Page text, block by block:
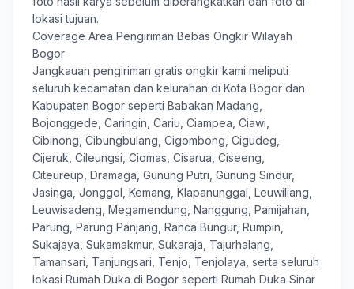
lokasi tujuan.
Coverage Area Pengiriman Bebas Ongkir Wilayah
Bogor
Jangkauan pengiriman gratis ongkir kami meliputi
seluruh kecamatan dan kelurahan di Kota Bogor dan
Kabupaten Bogor seperti Babakan Madang,
Bojonggede, Caringin, Cariu, Ciampea, Ciawi,
Cibinong, Cibungbulang, Cigombong, Cigudeg,
Cijeruk, Cileungsi, Ciomas, Cisarua, Ciseeng,
Citeureup, Dramaga, Gunung Putri, Gunung Sindur,
Jasinga, Jonggol, Kemang, Klapanunggal, Leuwiliang,
Leuwisadeng, Megamendung, Nanggung, Pamijahan,
Parung, Parung Panjang, Ranca Bungur, Rumpin,
Sukajaya, Sukamakmur, Sukaraja, Tajurhalang,
Tamansari, Tanjungsari, Tenjo, Tenjolaya, serta seluruh
lokasi Rumah Duka di Bogor seperti Rumah Duka Sinar